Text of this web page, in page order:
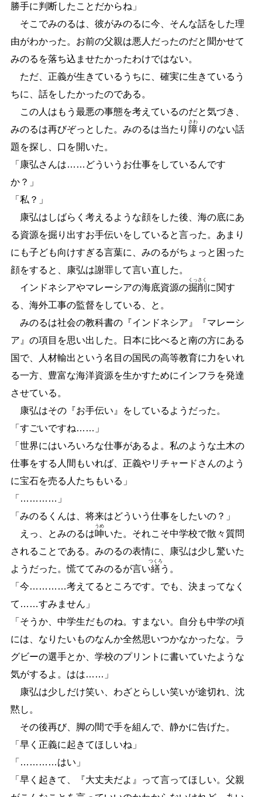
勝手に判断したことだからね」
そこでみのるは、彼がみのるに今、そんな話をした理
由がわかった。お前の父親は悪人だったのだと聞かせて
みのるを落ち込ませたかったわけではない。
ただ、正義が生きているうちに、確実に生きているう
ちに、話をしたかったのである。
この人はもう最悪の事態を考えているのだと気づき、
みのるは再びぞっとした。みのるは当たり 障
さわ
りのない話
題を探し、口を開いた。
「康弘さんは… … どういうお仕事をしているんです
か？」
「私？」
康弘はしばらく考えるような顔をした後、海の底にあ
る資源を掘り出すお手伝いをしていると言った。あまり
にも子ども向けすぎる言葉に、みのるがちょっと困った
顔をすると、康弘は謝罪して言い直した。
インドネシアやマレーシアの海底資源の掘
くっ
削
さく
に関す
る、海外工事の監督をしている、と。
みのるは社会の教科書の『インドネシア』『マレーシ
ア』の項目を思い出した。日本に比べると南の方にある
国で、人材輸出という名目の国民の高等教育に力をいれ
る一方、豊富な海洋資源を生かすためにインフラを発達
させている。
康弘はその『お手伝い』をしているようだった。
「すごいですね… … 」
「世界にはいろいろな仕事があるよ。私のような土木の
仕事をする人間もいれば、正義やリチャードさんのよう
に宝石を売る人たちもいる」
「 … … … … 」
「みのるくんは、将来はどういう仕事をしたいの？」
えっ、とみのるは呻
うめ
いた。それこそ中学校で散々質問
されることである。みのるの表情に、康弘は少し驚いた
ようだった。慌ててみのるが言い繕
つくろ
う。
「今… … … …考えてるところです。でも、決まってなく
て … …すみません」
「そうか、中学生だものね。すまない。自分も中学の頃
には、なりたいものなんか全然思いつかなかったな。ラ
グビーの選手とか、学校のプリントに書いていたような
気がするよ。はは… … 」
康弘は少しだけ笑い、わざとらしい笑いが途切れ、沈
黙し。
その後再び、脚の間で手を組んで、静かに告げた。
「早く正義に起きてほしいね」
「 … … … …はい」
「早く起きて、『大丈夫だよ』って言ってほしい。父親